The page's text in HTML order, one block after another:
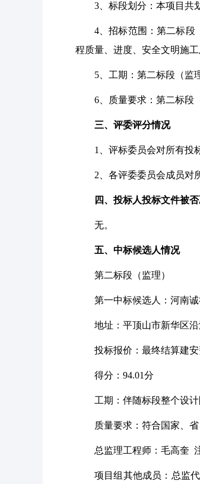
3、标段划分：本项目共
4、招标范围：第二标段
程质量、进度、安全文明施
5、工期：第二标段（监
6、质量要求：第二标段
三、评委评分情况
1、评标委员会对所有投
2、各评委委员会成员对
四、投标人投标文件被否
无。
五、中标候选人情况
第二标段（监理）
第一中标候选人：河南
地址：平顶山市新华区
投标报价：最终结算建
得分： 94.01分
工期：伴随标段整个设
质量要求：符合国家、
总监理工程师：毛高奎
项目组其他成员：总监